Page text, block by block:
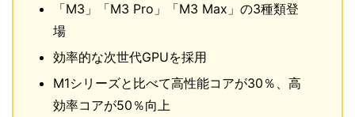
「M3」「M3 Pro」「M3 Max」の3種類登
場
効率的な次世代GPUを採用
M1シリーズと比べて高性能コアが30％、高
効率コアが50％向上